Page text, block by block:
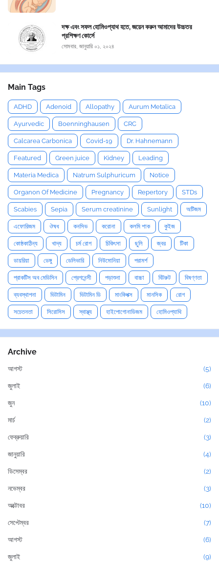
দক্ষ এবং সফল হোমিওপ্যাথ হতে, জয়েন করুন আমাদের উচ্চতর
প্রশিক্ষণ কোর্সে
সোমবার, জানুয়ারি ০১, ২০২৪
Main Tags
ADHD Adenoid Allopathy Aurum Metalica
Ayurvedic Boenninghausen CRC
Calcarea Carbonica Covid-19 Dr. Hahnemann
Featured Green juice Kidney Leading
Materia Medica Natrum Sulphuricum Notice
Organon Of Medicine Pregnancy Repertory STDs
Scabies Sepia Serum creatinine Sunlight অটিজম
এফোরিজম ঔষধ কনসিভ করোনা কলমি শাক কুইজ
কোষ্ঠকাঠিন্য খাদ্য চর্ম রোগ চিকিৎসা ছুলি জ্বর টিকা
ডায়রিয়া ডেঙ্গু ডেলিভারি নিউমোনিয়া পরামর্শ
প্রাকটিস অব মেডিসিন প্রেগনেন্সী পড়াশুনা বাচ্চা বিটরুট বিষণ্ণতা
ব্যবস্থাপনা ভিটামিন ভিটামিন ডি মাংকিপক্স মানসিক রোগ
সচেতনতা সিরোসিস স্বাস্থ্য হাইপোগোনাডিজম হোমিওপ্যাথি
Archive
আগস্ট (5)
জুলাই (6)
জুন (10)
মার্চ (2)
ফেব্রুয়ারি (3)
জানুয়ারি (4)
ডিসেম্বর (2)
নভেম্বর (3)
অক্টোবর (10)
সেপ্টেম্বর (7)
আগস্ট (6)
জুলাই (9)